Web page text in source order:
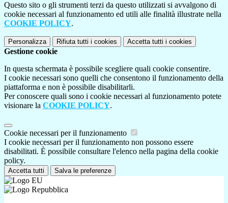
Questo sito o gli strumenti terzi da questo utilizzati si avvalgono di
cookie necessari al funzionamento ed utili alle finalità illustrate nella
COOKIE POLICY.
Personalizza Rifiuta tutti i cookies Accetta tutti i cookies
Gestione cookie
In questa schermata è possibile scegliere quali cookie consentire.
I cookie necessari sono quelli che consentono il funzionamento della
piattaforma e non è possibile disabilitarli.
Per conoscere quali sono i cookie necessari al funzionamento potete
visionare la COOKIE POLICY.
Cookie necessari per il funzionamento
I cookie necessari per il funzionamento non possono essere
disabilitati. È possibile consultare l'elenco nella pagina della cookie
policy.
Accetta tutti Salva le preferenze